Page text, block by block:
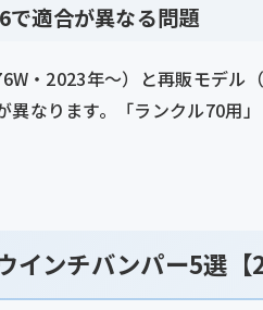
で適合が異なる問題
・2023年〜）と再販モデル
異なります。「ランクル70用
インチバンパー5選